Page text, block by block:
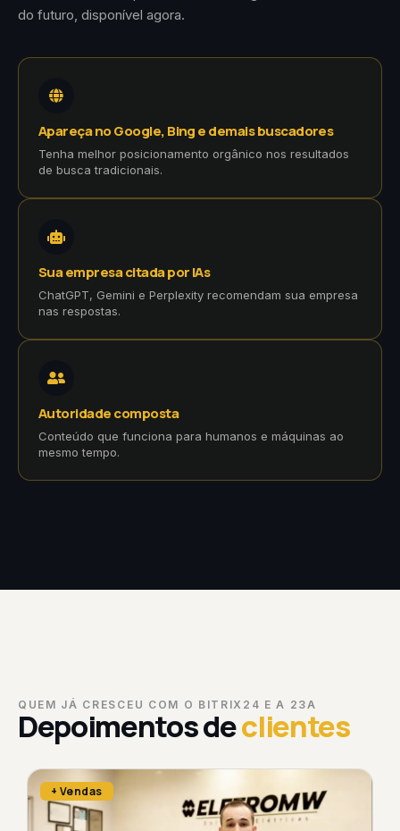
do futuro, disponível agora.
Apareça no Google, Bing e demais buscadores
Tenha melhor posicionamento orgânico nos resultados
de busca tradicionais.
Sua empresa citada por IAs
ChatGPT, Gemini e Perplexity recomendam sua empresa
nas respostas.
Autoridade composta
Conteúdo que funciona para humanos e máquinas ao
mesmo tempo.
QUEM JÁ CRESCEU COM O BITRIX24 E A 23A
Depoimentos declientes
+ Vendas